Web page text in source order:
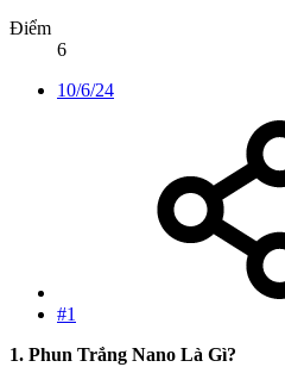
Điểm
6
10/6/24
#1
1. Phun Trắng Nano Là Gì?